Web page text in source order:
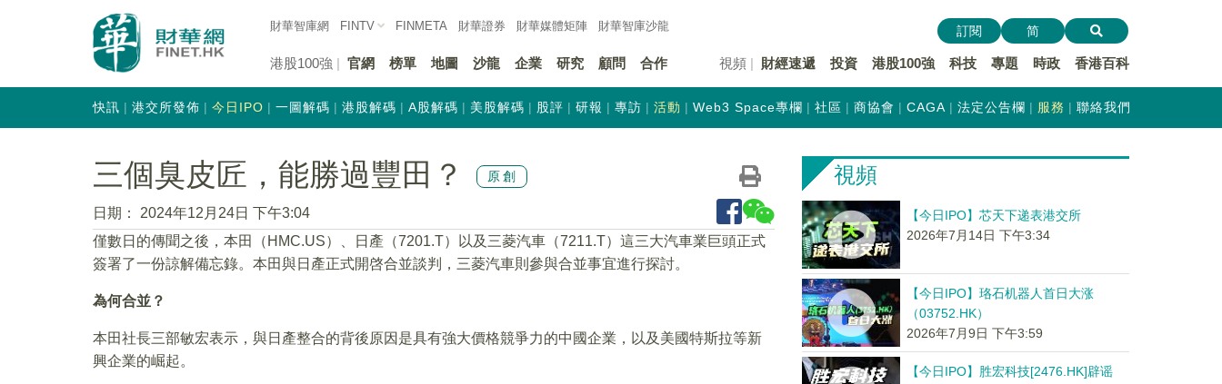
財華智庫網 FINTV FINMETA 財華證券 財華媒體矩陣 財華智庫沙龍
港股100強 官網 榜單 地圖 沙龍 企業 研究 顧問 合作 視頻 財經速遞 投資 港股100強 科技 專題 時政 香港百科
訂閱 简
快訊 港交所發佈 今日IPO 一圖解碼 港股解碼 A股解碼 美股解碼 股評 研報 專訪 活動 Web3 Space專欄 社區 商協會 CAGA 法定公告欄 服務 聯絡我們
三個臭皮匠，能勝過豐田？ 原創
日期：
2024年12月24日 下午3:04
僅數日的傳聞之後，本田（HMC.US）、日產（7201.T）以及三菱汽車（7211.T）這三大汽車業巨頭正式
簽署了一份諒解備忘錄。本田與日產正式開啓合並談判，三菱汽車則參與合並事宜進行探討。
為何合並 ？
本田社長三部敏宏表示，與日產整合的背後原因是具有強大價格競爭力的中國企業，以及美國特斯拉等新
興企業的崛起。
視頻
【今日IPO】芯天下递表港交所
2026年7月14日 下午3:34
【今日IPO】珞石机器人首日大涨
（03752.HK）
2026年7月9日 下午3:59
【今日IPO】胜宏科技[2476.HK]辟谣